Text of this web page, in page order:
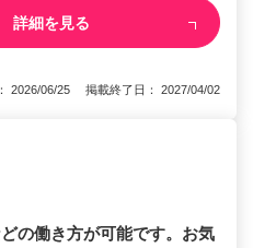
詳細を見る
2026/06/25 掲載終了日： 2027/04/02
の働き方が可能です。お気